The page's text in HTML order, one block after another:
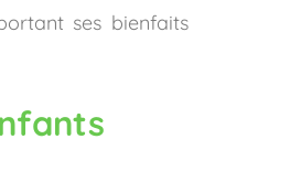
ses bienfaits